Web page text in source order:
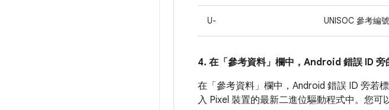
U- UNISOC 參考編號
4. 在「參考資料」 欄中，Android 錯誤 ID 旁
在「參考資料」 欄中，Android 錯誤 ID 旁若
入 Pixel 裝置的最新二進位驅動程式中。您可